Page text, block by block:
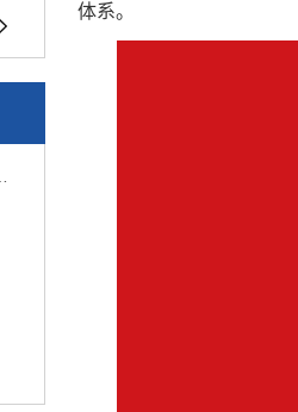
体系。